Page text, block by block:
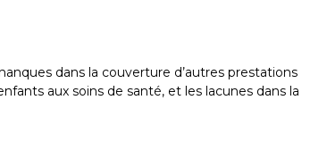
dans la couverture d’autres prestations
aux soins de santé, et les lacunes dans la